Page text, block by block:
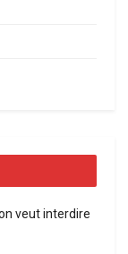
veut interdire